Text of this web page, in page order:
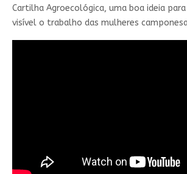
Cartilha Agroecológica, uma boa ideia
visível o trabalho das mulheres